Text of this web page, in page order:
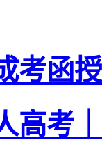
考函
高考